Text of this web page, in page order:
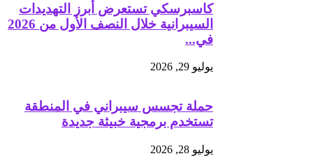
كاسبرسكي تستعرض أبرز التهديدات
السيبرانية خلال النصف الأول من 2026
في...
يوليو 29, 2026
حملة تجسس سيبراني في المنطقة
تستخدم برمجية خبيثة جديدة
يوليو 28, 2026